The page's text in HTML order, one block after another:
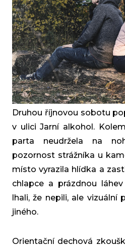
Druhou říjnovou sobotu
v ulici Jarní alkohol.
parta neudržela na
pozornost strážníka u
místo vyrazila hlídka a
chlapce a prázdnou
lhali, že nepili, ale vizuální
jiného.
Orientační dechová